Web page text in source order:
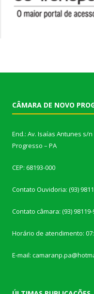
CÂMARA DE NOVO
End.: Av. Isaías Antunes s/
Progresso – PA
CEP: 68193-000
Contato Ouvidoria: (93)
Contato câmara: (93) 98119-
Horário de atendimento:
E-mail: